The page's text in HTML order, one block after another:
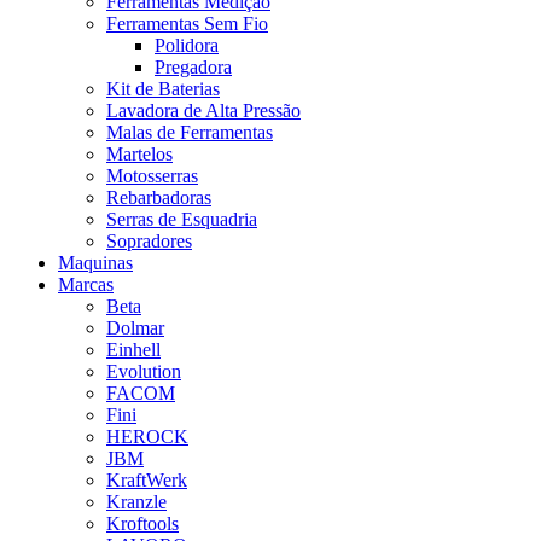
Ferramentas Sem Fio
Polidora
Pregadora
Kit de Baterias
Lavadora de Alta Pressão
Malas de Ferramentas
Martelos
Motosserras
Rebarbadoras
Serras de Esquadria
Sopradores
Maquinas
Marcas
Beta
Dolmar
Einhell
Evolution
FACOM
Fini
HEROCK
JBM
KraftWerk
Kranzle
Kroftools